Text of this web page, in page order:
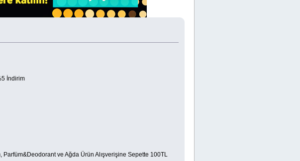
İndirim
Parfüm&Deodorant ve Ağda Ürün Alışverişine Sepette 100TL